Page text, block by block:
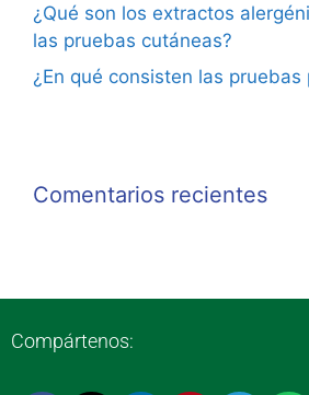
¿Qué son los extractos
las pruebas cutáneas?
¿En qué consisten las pruebas
Comentarios recientes
Compártenos: